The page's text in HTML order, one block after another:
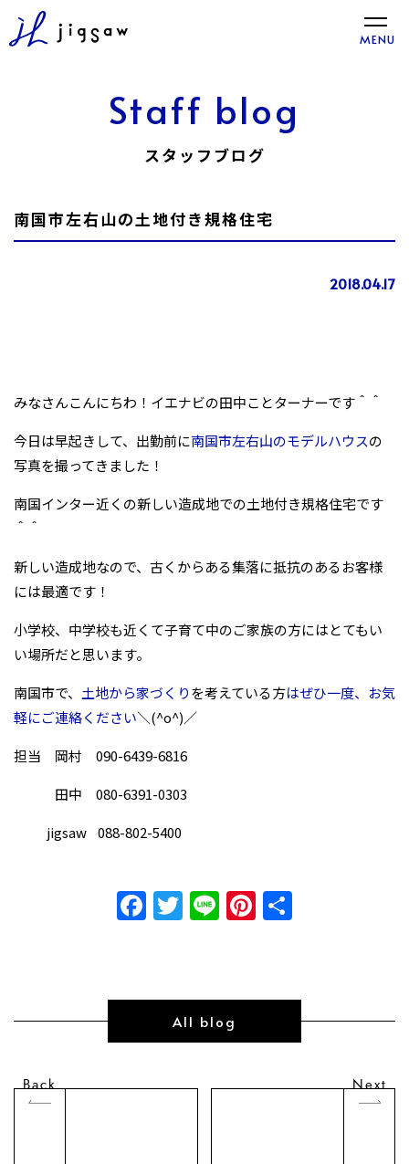
toggle
MENU
Staff blog
スタッフブログ
南国市左右山の土地付き規格住宅
2018.04.17
みなさんこんにちわ！イエナビの田中ことターナーです＾＾
今日は早起きして、出勤前に南国市左右山のモデルハウスの
写真を撮ってきました！
南国インター近くの新しい造成地での土地付き規格住宅です
＾＾
新しい造成地なので、古くからある集落に抵抗のあるお客様
には最適です！
小学校、中学校も近くて子育て中のご家族の方にはとてもい
い場所だと思います。
南国市で、 土地から家づくりを考えている方はぜひ一度、お気
軽にご連絡ください＼(^o^)／
担当 岡村 090-6439-6816
田中 080-6391-0303
jigsaw 088-802-5400
Facebook
Twitter
LinePinterest
All blog
Back Next